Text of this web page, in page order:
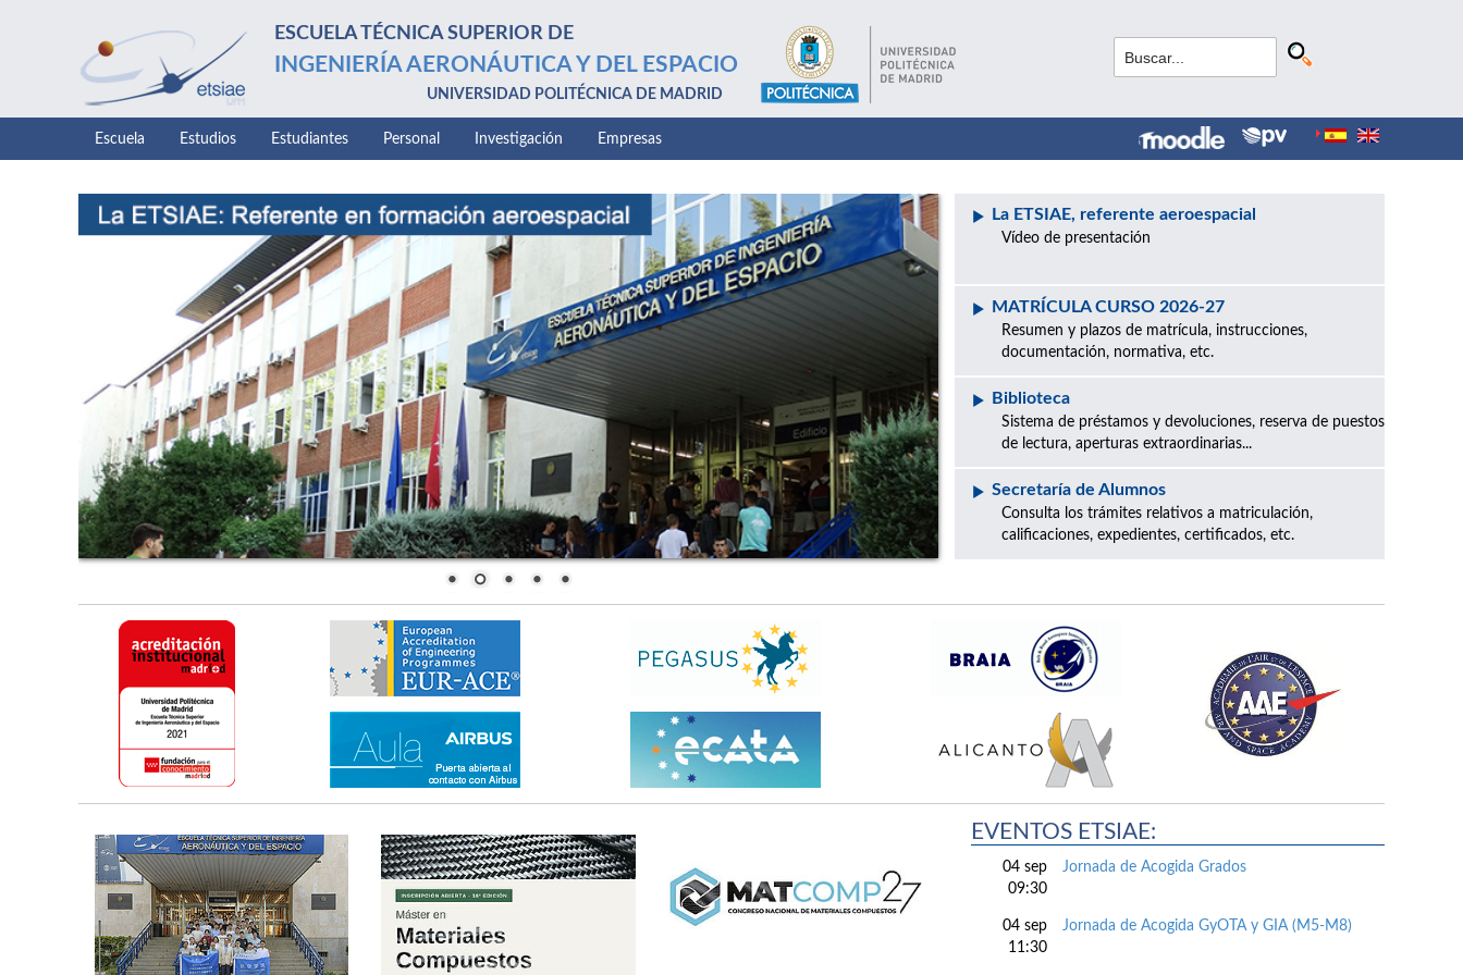
ESCUELA TÉCNICA SUPERIOR DE
INGENIERÍA AERONÁUTICA Y DEL ESPACIO
UNIVERSIDAD POLITÉCNICA DE MADRID
Escuela Estudios Estudiantes Personal Investigación Empresas
La ETSIAE, referente aeroespacial
Vídeo de presentación
MATRÍCULA CURSO 2026-27
Resumen y plazos de matrícula, instrucciones,
documentación, normativa, etc.
Biblioteca
Sistema de préstamos y devoluciones, reserva de puestos
de lectura, aperturas extraordinarias...
Secretaría de Alumnos
Consulta los trámites relativos a matriculación,
calificaciones, expedientes, certificados, etc.
EVENTOS ETSIAE:
04 sep
09:30
Jornada de Acogida Grados
04 sep
11:30
Jornada de Acogida GyOTA y GIA (M5-M8)